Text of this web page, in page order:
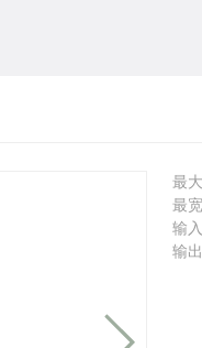
最
最
输
输